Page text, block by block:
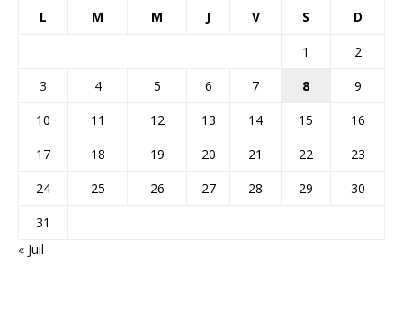
L M M J V S D
1
2
3
4 5 6 7 8
9
10
11 12 13 14 15
16
17
18 19 20 21 22
23
24
25 26 27 28 29
30
31
« Juil